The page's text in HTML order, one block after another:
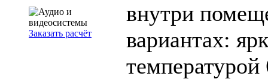
Заказать расчёт
внутри
вариантах: